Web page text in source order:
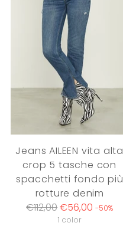
Jeans AILEEN vita alta
crop 5 tasche con
spacchetti fondo più
rotture denim
Regular
€112,00€56,00 -50%
1 color